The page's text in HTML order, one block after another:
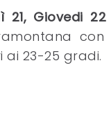
21, Giovedi
con
ai 23-25 gradi.